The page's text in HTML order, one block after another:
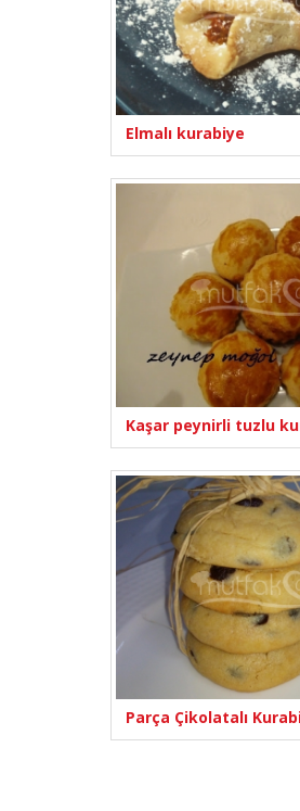
Elmalı kurabiye
Kaşar peynirli tuzlu
Parça Çikolatalı